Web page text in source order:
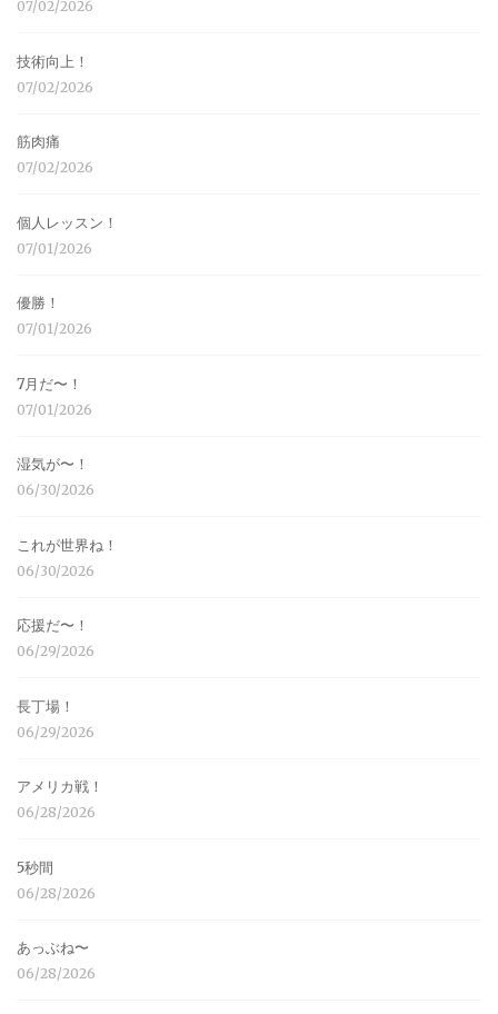
07/02/2026
技術向上！
07/02/2026
筋肉痛
07/02/2026
個人レッスン！
07/01/2026
優勝！
07/01/2026
7月だ〜！
07/01/2026
湿気が〜！
06/30/2026
これが世界ね！
06/30/2026
応援だ〜！
06/29/2026
長丁場！
06/29/2026
アメリカ戦！
06/28/2026
5秒間
06/28/2026
あっぶね〜
06/28/2026